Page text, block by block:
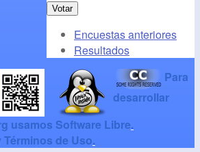
Encuestas anteriores
Resultados
Para
desarrollar
usamos Software Libre.
de Uso.